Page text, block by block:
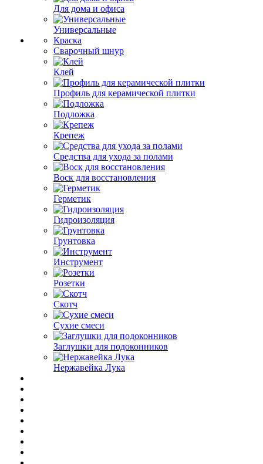
Для дома и офиса
Универсальные
Краска
Сварочный шнур
Клей
Профиль для керамической плитки
Подложка
Крепеж
Средства для ухода за полами
Воск для восстановления
Герметик
Гидроизоляция
Грунтовка
Инструмент
Розетки
Скотч
Сухие смеси
Заглушки для подоконников
Нержавейка Лука